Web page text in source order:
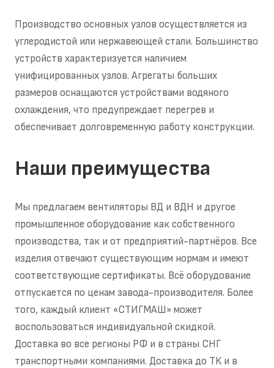
Производство основных узлов осуществляется из
углеродистой или нержавеющей стали. Большинство
устройств характеризуется наличием
унифицированных узлов. Агрегаты больших
размеров оснащаются устройствами водяного
охлаждения, что предупреждает перегрев и
обеспечивает долговременную работу конструкции.
Наши преимущества
Мы предлагаем вентиляторы ВД и ВДН и другое
промышленное оборудование как собственного
производства, так и от предприятий-партнёров. Все
изделия отвечают существующим нормам и имеют
соответствующие сертификаты. Всё оборудование
отпускается по ценам завода-производителя. Более
того, каждый клиент «СТИГМАШ» может
воспользоваться индивидуальной скидкой.
Доставка во все регионы РФ и в страны СНГ
транспортными компаниями. Доставка до ТК и в